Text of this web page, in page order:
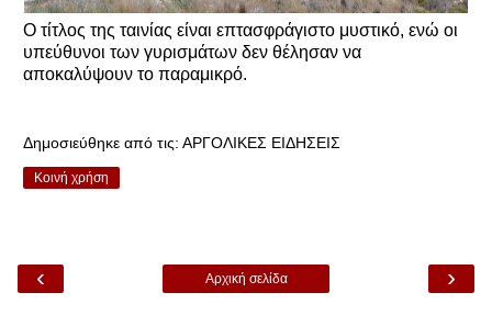
Ο τίτλος της ταινίας είναι επτασφράγιστο μυστικό, ενώ οι
υπεύθυνοι των γυρισμάτων δεν θέλησαν να
αποκαλύψουν το παραμικρό.
Δημοσιεύθηκε από τις: ΑΡΓΟΛΙΚΕΣ ΕΙΔΗΣΕΙΣ
Κοινή χρήση
‹ ›
Αρχική σελίδα